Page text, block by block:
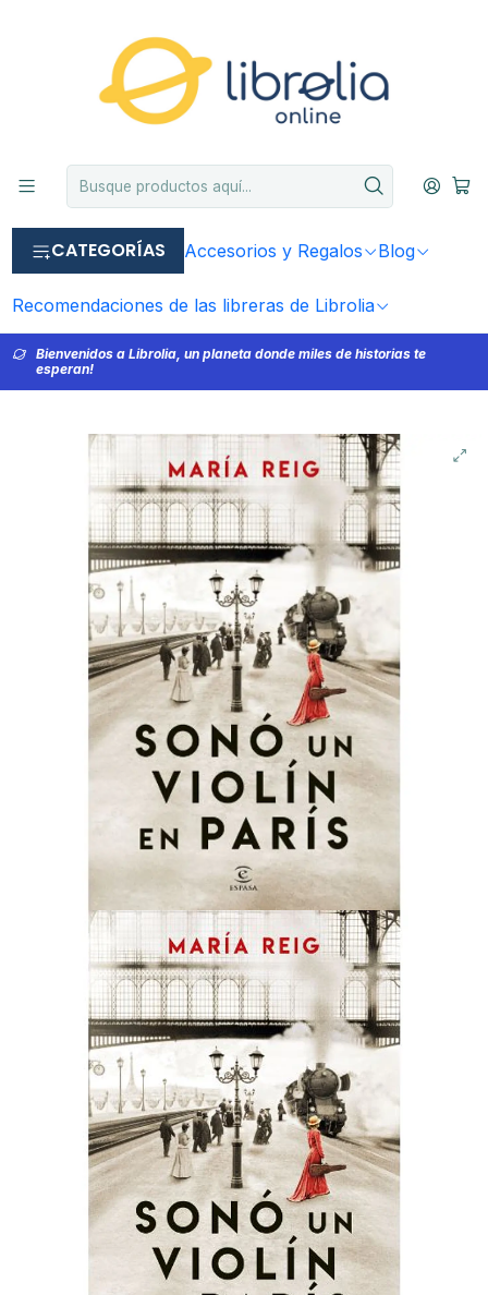
CATEGORÍAS Accesorios y Regalos Blog
Recomendaciones de las libreras de Librolia
Bienvenidos a Librolia, un planeta donde miles de historias te
esperan!